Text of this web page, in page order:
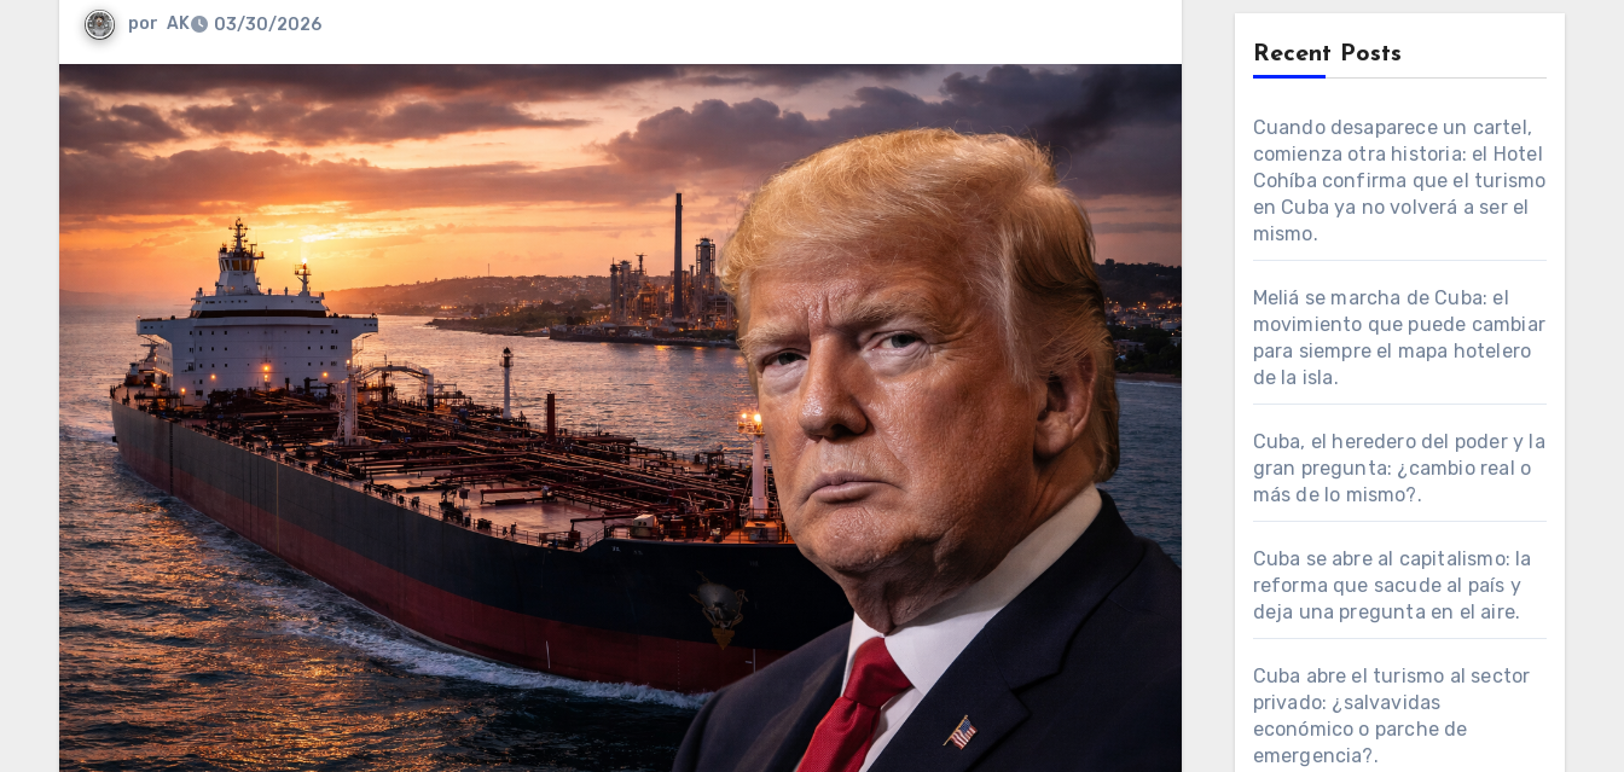
por AK 03/30/2026
Recent Posts
Cuando desaparece un cartel,
comienza otra historia: el Hotel
Cohíba confirma que el turismo
en Cuba ya no volverá a ser el
mismo.
Meliá se marcha de Cuba: el
movimiento que puede cambiar
para siempre el mapa hotelero
de la isla.
Cuba, el heredero del poder y la
gran pregunta: ¿cambio real o
más de lo mismo?.
Cuba se abre al capitalismo: la
reforma que sacude al país y
deja una pregunta en el aire.
Cuba abre el turismo al sector
privado: ¿salvavidas
económico o parche de
emergencia?.